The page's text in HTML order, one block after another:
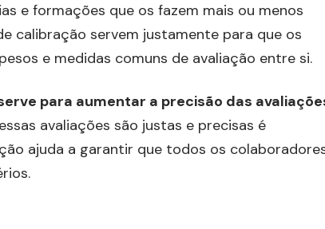
e formações que os fazem mais ou menos
calibração servem justamente para que os
e medidas comuns de avaliação entre si.
para aumentar a precisão das
avaliações são justas e precisas é
ajuda a garantir que todos os